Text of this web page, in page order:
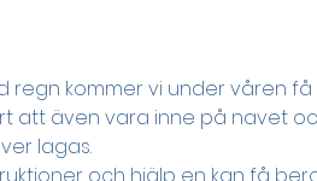
regn kommer vi under våren
att även vara inne på navet
lagas.